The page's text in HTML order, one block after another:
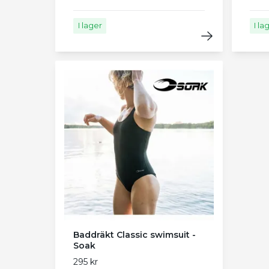
I lager I
Baddräkt Classic swimsuit -
Soak
295 kr